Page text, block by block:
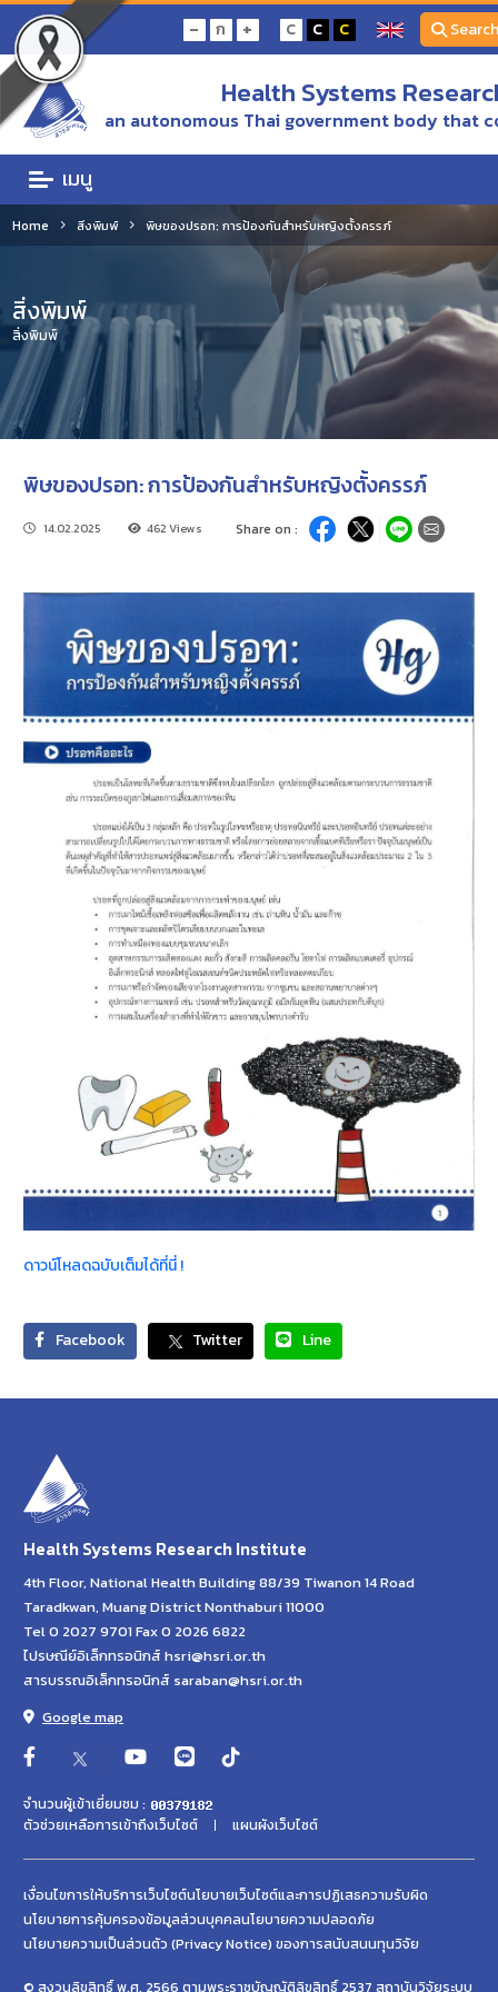
- ก + C C C Search
Health Systems
an autonomous Thai government body that
เมนู
Home สิ่งพิมพ์ พิษของปรอท: การป้องกันสำหรับหญิงตั้งครรภ์
สิ่งพิมพ์
สิ่งพิมพ์
พิษของปรอท: การป้องกันสำหรับหญิงตั้งครรภ์
14.02.2025 462 Views Share on :
ดาวน์โหลดฉบับเต็มได้ที่นี่ !
Facebook Twitter Line
Health Systems Research Institute
4th Floor, National Health Building 88/39 Tiwanon 14 Road
Taradkwan, Muang District Nonthaburi 11000
Tel 0 2027 9701 Fax 0 2026 6822
ไปรษณีย์อิเล็กทรอนิกส์ hsri@hsri.or.th
สารบรรณอิเล็กทรอนิกส์ saraban@hsri.or.th
Google map
จำนวนผู้เข้าเยี่ยมชม :
ตัวช่วยเหลือการเข้าถึงเว็บไซต์
แผนผังเว็บไซต์
เงื่อนไขการให้บริการเว็บไซต์นโยบายเว็บไซต์และการปฏิเสธความรับผิด
นโยบายการคุ้มครองข้อมูลส่วนบุคคลนโยบายความปลอดภัย
นโยบายความเป็นส่วนตัว (Privacy Notice) ของการสนับสนนทุนวิจัย
© สงวนลิขสิทธิ์ พ.ศ. 2566 ตามพระราชบัญญัติลิขสิทธิ์ 2537 สถาบันวิจัยระบบ